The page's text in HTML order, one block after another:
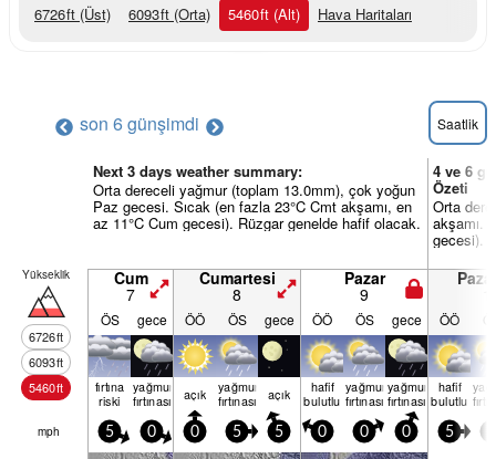
6726ft (Üst) 6093ft (Orta) 5460ft (Alt) Hava Haritaları
son 6 günşimdi Saatlik
Next 3 days weather summary:
Orta dereceli yağmur (toplam 13.0mm), çok yoğun
Paz gecesi. Sıcak (en fazla 23°C Cmt akşamı, en
az 11°C Cum gecesi). Rüzgar genelde hafif olacak.
4 ve 6
Özeti
Orta
akşamı.
gecesi).
Yükseklik
6726ft
6093ft
5460ft
Cum
7
Cumartesi
8
Pazar
9
ÖS gece ÖÖ ÖS gece ÖÖ ÖS gece ÖÖ
fırtına
riski
yağmur
fırtınası açık yağmur
fırtınası açık hafif
bulutlu
yağmur
fırtınası
yağmur
fırtınası
hafif
bulutlu
mph 5 0 0 5 5 0 0 0 5